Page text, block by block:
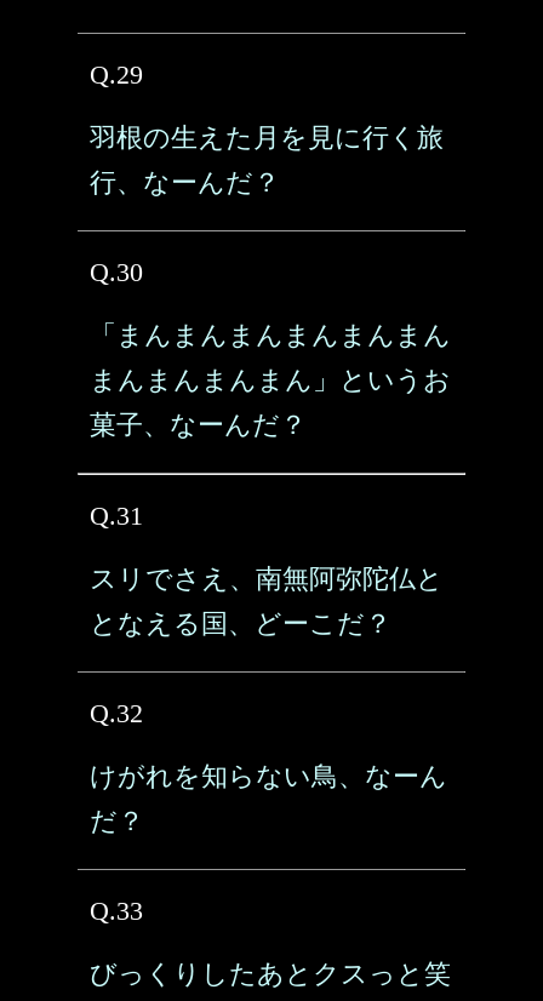
Q.29
羽根の生えた月を見に行く旅
行、なーんだ？
Q.30
「まんまんまんまんまんまん
まんまんまんまん」というお
菓子、なーんだ？
Q.31
スリでさえ、南無阿弥陀仏と
となえる国、どーこだ？
Q.32
けがれを知らない鳥、なーん
だ？
Q.33
びっくりしたあとクスっと笑